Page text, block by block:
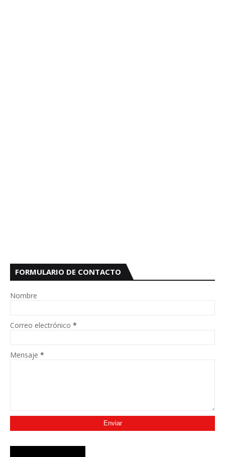
FORMULARIO DE CONTACTO
Nombre
Correo electrónico *
Mensaje *